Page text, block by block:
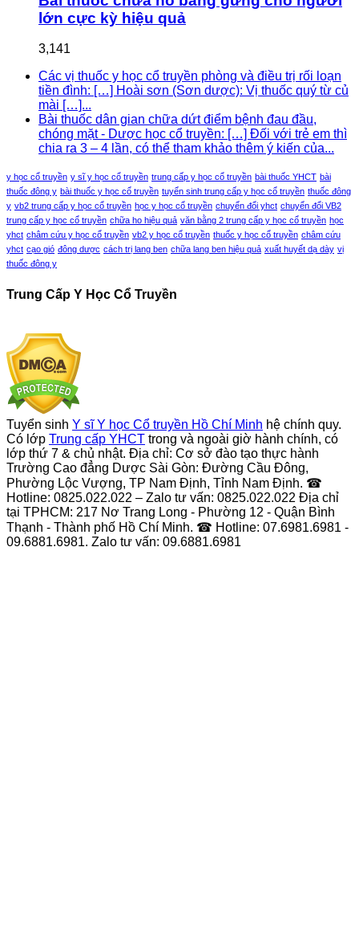
lớn cực kỳ hiệu quả
3,141
Các vị thuốc y học cổ truyền phòng và điều trị rối loạn
tiền đình: […] Hoài sơn (Sơn dược): Vị thuốc quý từ củ
mài […]...
Bài thuốc dân gian chữa dứt điểm bệnh đau đầu,
chóng mặt - Dược học cổ truyền: […] Đối với trẻ em thì
chia ra 3 – 4 lần, có thể tham khảo thêm ý kiến của...
y học cổ truyền y sĩ y học cổ truyền trung cấp y học cổ truyền bài thuốc YHCT bài
thuốc đông y bài thuốc y học cổ truyền tuyển sinh trung cấp y học cổ truyền thuốc đông
y vb2 trung cấp y học cổ truyền học y học cổ truyền chuyển đổi yhct chuyển đổi VB2
trung cấp y học cổ truyền chữa ho hiệu quả văn bằng 2 trung cấp y học cổ truyền học
yhct châm cứu y học cổ truyền vb2 y học cổ truyền thuốc y học cổ truyền châm cứu
yhct cạo gió đông dược cách trị lang ben chữa lang ben hiệu quả xuất huyết dạ dày vị
thuốc đông y
Trung Cấp Y Học Cổ Truyền
Tuyển sinh Y sĩ Y học Cổ truyền Hồ Chí Minh hệ chính quy.
Có lớp Trung cấp YHCT trong và ngoài giờ hành chính, có
lớp thứ 7 & chủ nhật. Địa chỉ: Cơ sở đào tạo thực hành
Trường Cao đẳng Dược Sài Gòn: Đường Cầu Đông,
Phường Lộc Vượng, TP Nam Định, Tỉnh Nam Định. ☎
Hotline: 0825.022.022 – Zalo tư vấn: 0825.022.022 Địa chỉ
tại TPHCM: 217 Nơ Trang Long - Phường 12 - Quận Bình
Thạnh - Thành phố Hồ Chí Minh. ☎ Hotline: 07.6981.6981 -
09.6881.6981. Zalo tư vấn: 09.6881.6981